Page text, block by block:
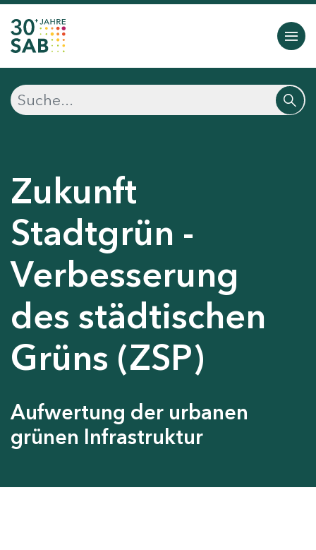
Zukunft
Stadtgrün -
Verbesserung
des städtischen
Grüns (ZSP)
Aufwertung der urbanen
grünen Infrastruktur